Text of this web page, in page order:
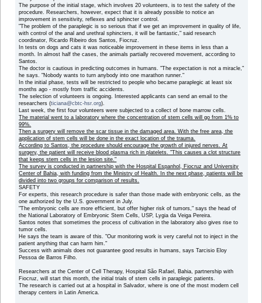
The purpose of the initial stage, which involves 20 volunteers, is to test the safety of the
procedure. Researchers, however, expect that it is already possible to notice an
improvement in sensitivity, reflexes and sphincter control.
"The problem of the paraplegic is so serious that if we get an improvement in quality of life,
with control of the anal and urethral sphincters, it will be fantastic," said research
coordinator, Ricardo Ribeiro dos Santos, Fiocruz.
In tests on dogs and cats it was noticeable improvement in these items in less than a
month. In almost half the cases, the animals partially recovered movement, according to
Santos.
The doctor is cautious in predicting outcomes in humans. "The expectation is not a miracle,"
he says. "Nobody wants to turn anybody into one marathon runner."
In the initial phase, tests will be restricted to people who became paraplegic at least six
months ago - mostly from traffic accidents.
The selection of volunteers is ongoing. Interested applicants can send an email to the
researchers (ticiana@cbtc-hsr.org).
Last week, the first four volunteers were subjected to a collect of bone marrow cells.
The material went to a laboratory where the concentration of stem cells will go from 1% to
99%.
Then a surgery will remove the scar tissue in the damaged area. With the free area, the
application of stem cells will be done in the exact location of the trauma.
According to Santos, the procedure should encourage the growth of injured nerves. At
surgery, the patient will receive blood plasma rich in platelets. "This causes a clot structure
that keeps stem cells in the lesion site."
The survey is conducted in partnership with the Hospital Espanhol, Fiocruz and University
Center of Bahia, with funding from the Ministry of Health. In the next phase, patients will be
divided into two groups for comparison of results.
SAFETY
For experts, this research procedure is safer than those made with embryonic cells, as the
one authorized by the U.S. government in July.
"The embryonic cells are more efficient, but offer higher risk of tumors," says the head of
the National Laboratory of Embryonic Stem Cells, USP, Lygia da Veiga Pereira.
Santos notes that sometimes the process of cultivation in the laboratory also gives rise to
tumor cells.
He says the team is aware of this. "Our monitoring work is very careful not to inject in the
patient anything that can harm him."
Success with animals does not guarantee good results in humans, says Tarcisio Eloy
Pessoa de Barros Filho.
Researchers at the Center of Cell Therapy, Hospital São Rafael, Bahia, partnership with
Fiocruz, will start this month, the initial trials of stem cells in paraplegic patients.
The research is carried out at a hospital in Salvador, where is one of the most modern cell
therapy centers in Latin America.